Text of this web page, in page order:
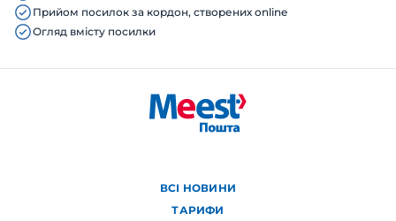
Прийом посилок за кордон, створених online
Огляд вмісту посилки
ВСІ НОВИНИ
ТАРИФИ